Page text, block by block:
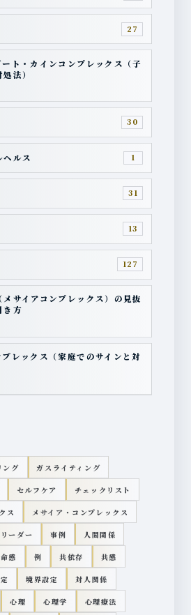
27
ト・カインコンプレックス（子
法）
30
ヘルス 1
31
13
127
サイアコンプレックス）の見抜
き方
レックス（家庭でのサインと対
ング ガスライティング
セルフケア チェックリスト
ス メサイア・コンプレックス
リーダー 事例 人間関係
感 例 共依存 共感
境界設定 対人関係
心理 心理学 心理療法